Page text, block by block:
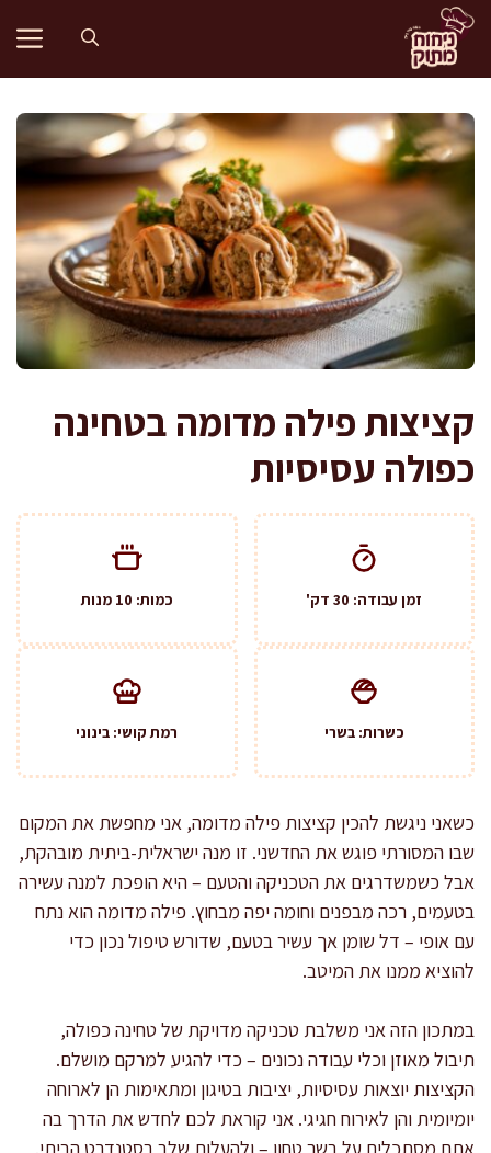
לדלג
לתוכן
קציצות פילה מדומה בטחינה
כפולה עסיסיות
זמן עבודה: 30 דק' כמות: 10 מנות
כשרות: בשרי רמת קושי: בינוני
כשאני ניגשת להכין קציצות פילה מדומה, אני מחפשת את המקום
שבו המסורתי פוגש את החדשני. זו מנה ישראלית-ביתית מובהקת,
אבל כשמשדרגים את הטכניקה והטעם – היא הופכת למנה עשירה
בטעמים, רכה מבפנים וחומה יפה מבחוץ. פילה מדומה הוא נתח
עם אופי – דל שומן אך עשיר בטעם, שדורש טיפול נכון כדי
להוציא ממנו את המיטב.
במתכון הזה אני משלבת טכניקה מדויקת של טחינה כפולה,
תיבול מאוזן וכלי עבודה נכונים – כדי להגיע למרקם מושלם.
הקציצות יוצאות עסיסיות, יציבות בטיגון ומתאימות הן לארוחה
יומיומית והן לאירוח חגיגי. אני קוראת לכם לחדש את הדרך בה